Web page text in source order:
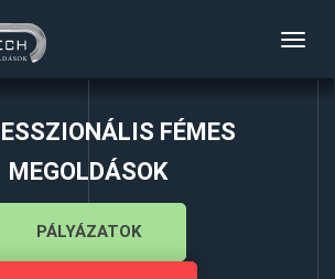
FÉMES
MEGOLDÁSOK
PÁLYÁZATOK